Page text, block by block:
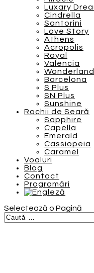
Luxary
Cindrella
Santorini
Love Story
Athens
Acropolis
Royal
Valencia
Wonderland
Barcelona
S Plus
SN Plus
Sunshine
Rochii de Seară
Sapphire
Capella
Emerald
Cassiopeia
Caramel
Voaluri
Blog
Contact
Programări
Selectează o Pagină